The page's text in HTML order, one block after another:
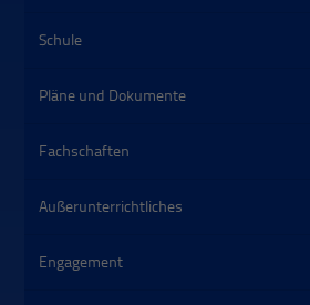
Schule
Pläne und Dokumente
Fachschaften
Außerunterrichtliches
Engagement